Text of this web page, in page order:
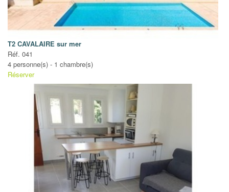
T2 CAVALAIRE sur mer
Réf. 041
4 personne(s) - 1 chambre(s)
Réserver